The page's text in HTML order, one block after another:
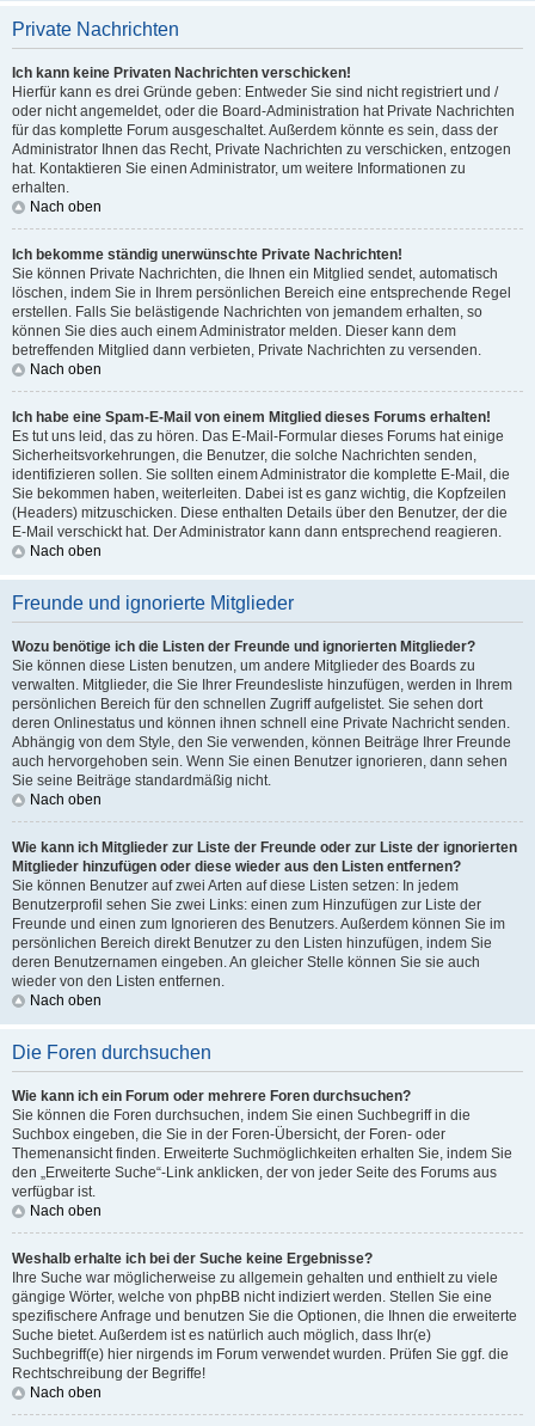
Private Nachrichten
Ich kann keine Privaten Nachrichten verschicken!
Hierfür kann es drei Gründe geben: Entweder Sie sind nicht registriert und /
oder nicht angemeldet, oder die Board-Administration hat Private Nachrichten
für das komplette Forum ausgeschaltet. Außerdem könnte es sein, dass der
Administrator Ihnen das Recht, Private Nachrichten zu verschicken, entzogen
hat. Kontaktieren Sie einen Administrator, um weitere Informationen zu
erhalten.
Nach oben
Ich bekomme ständig unerwünschte Private Nachrichten!
Sie können Private Nachrichten, die Ihnen ein Mitglied sendet, automatisch
löschen, indem Sie in Ihrem persönlichen Bereich eine entsprechende Regel
erstellen. Falls Sie belästigende Nachrichten von jemandem erhalten, so
können Sie dies auch einem Administrator melden. Dieser kann dem
betreffenden Mitglied dann verbieten, Private Nachrichten zu versenden.
Nach oben
Ich habe eine Spam-E-Mail von einem Mitglied dieses Forums erhalten!
Es tut uns leid, das zu hören. Das E-Mail-Formular dieses Forums hat einige
Sicherheitsvorkehrungen, die Benutzer, die solche Nachrichten senden,
identifizieren sollen. Sie sollten einem Administrator die komplette E-Mail, die
Sie bekommen haben, weiterleiten. Dabei ist es ganz wichtig, die Kopfzeilen
(Headers) mitzuschicken. Diese enthalten Details über den Benutzer, der die
E-Mail verschickt hat. Der Administrator kann dann entsprechend reagieren.
Nach oben
Freunde und ignorierte Mitglieder
Wozu benötige ich die Listen der Freunde und ignorierten Mitglieder?
Sie können diese Listen benutzen, um andere Mitglieder des Boards zu
verwalten. Mitglieder, die Sie Ihrer Freundesliste hinzufügen, werden in Ihrem
persönlichen Bereich für den schnellen Zugriff aufgelistet. Sie sehen dort
deren Onlinestatus und können ihnen schnell eine Private Nachricht senden.
Abhängig von dem Style, den Sie verwenden, können Beiträge Ihrer Freunde
auch hervorgehoben sein. Wenn Sie einen Benutzer ignorieren, dann sehen
Sie seine Beiträge standardmäßig nicht.
Nach oben
Wie kann ich Mitglieder zur Liste der Freunde oder zur Liste der ignorierten
Mitglieder hinzufügen oder diese wieder aus den Listen entfernen?
Sie können Benutzer auf zwei Arten auf diese Listen setzen: In jedem
Benutzerprofil sehen Sie zwei Links: einen zum Hinzufügen zur Liste der
Freunde und einen zum Ignorieren des Benutzers. Außerdem können Sie im
persönlichen Bereich direkt Benutzer zu den Listen hinzufügen, indem Sie
deren Benutzernamen eingeben. An gleicher Stelle können Sie sie auch
wieder von den Listen entfernen.
Nach oben
Die Foren durchsuchen
Wie kann ich ein Forum oder mehrere Foren durchsuchen?
Sie können die Foren durchsuchen, indem Sie einen Suchbegriff in die
Suchbox eingeben, die Sie in der Foren-Übersicht, der Foren- oder
Themenansicht finden. Erweiterte Suchmöglichkeiten erhalten Sie, indem Sie
den „Erweiterte Suche“-Link anklicken, der von jeder Seite des Forums aus
verfügbar ist.
Nach oben
Weshalb erhalte ich bei der Suche keine Ergebnisse?
Ihre Suche war möglicherweise zu allgemein gehalten und enthielt zu viele
gängige Wörter, welche von phpBB nicht indiziert werden. Stellen Sie eine
spezifischere Anfrage und benutzen Sie die Optionen, die Ihnen die erweiterte
Suche bietet. Außerdem ist es natürlich auch möglich, dass Ihr(e)
Suchbegriff(e) hier nirgends im Forum verwendet wurden. Prüfen Sie ggf. die
Rechtschreibung der Begriffe!
Nach oben